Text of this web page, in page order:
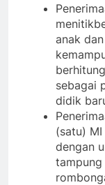
anak
sebagai
didik
(satu)
dengan